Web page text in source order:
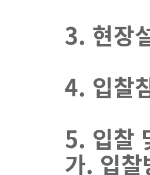
3. 현장
4. 입찰
5. 입찰
가. 입